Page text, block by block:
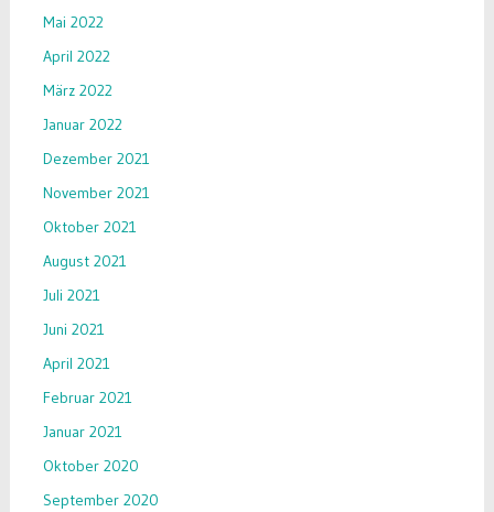
Mai 2022
April 2022
März 2022
Januar 2022
Dezember 2021
November 2021
Oktober 2021
August 2021
Juli 2021
Juni 2021
April 2021
Februar 2021
Januar 2021
Oktober 2020
September 2020